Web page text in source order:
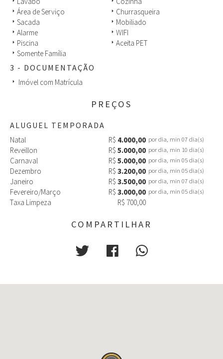
mais especial, local perfeito para aproveitar as férias.
Tudo isso a poucos metros de uma das praias mais desejadas do
Brasil.
arrow_right Área de Serviço arrow_right Churrasqueira
arrow_right Sacada arrow_right Mobiliado
arrow_right Alarme arrow_right WIFI
arrow_right Piscina arrow_right Aceita PET
arrow_right Somente Família
3 - DOCUMENTAÇÃO
arrow_right Imóvel com Matrícula
PREÇOS
ALUGUEL TEMPORADA
Natal R$ 4.000,00 por dia, min 07 dia(s)
Reveillon R$ 5.000,00 por dia, min 10 dia(s)
Carnaval R$ 5.000,00 por dia, min 05 dia(s)
Dezembro R$ 3.200,00 por dia, min 05 dia(s)
Janeiro R$ 3.500,00 por dia, min 07 dia(s)
Fevereiro/Março R$ 3.000,00 por dia, min 05 dia(s)
Taxa Limpeza R$ 700,00
COMPARTILHAR